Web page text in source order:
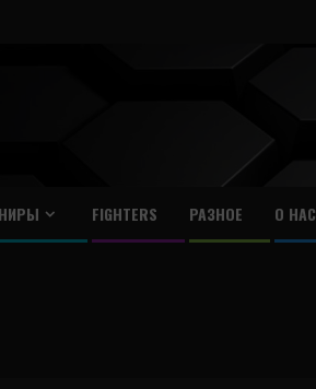
FIGHTERS РАЗНОЕ О НАС